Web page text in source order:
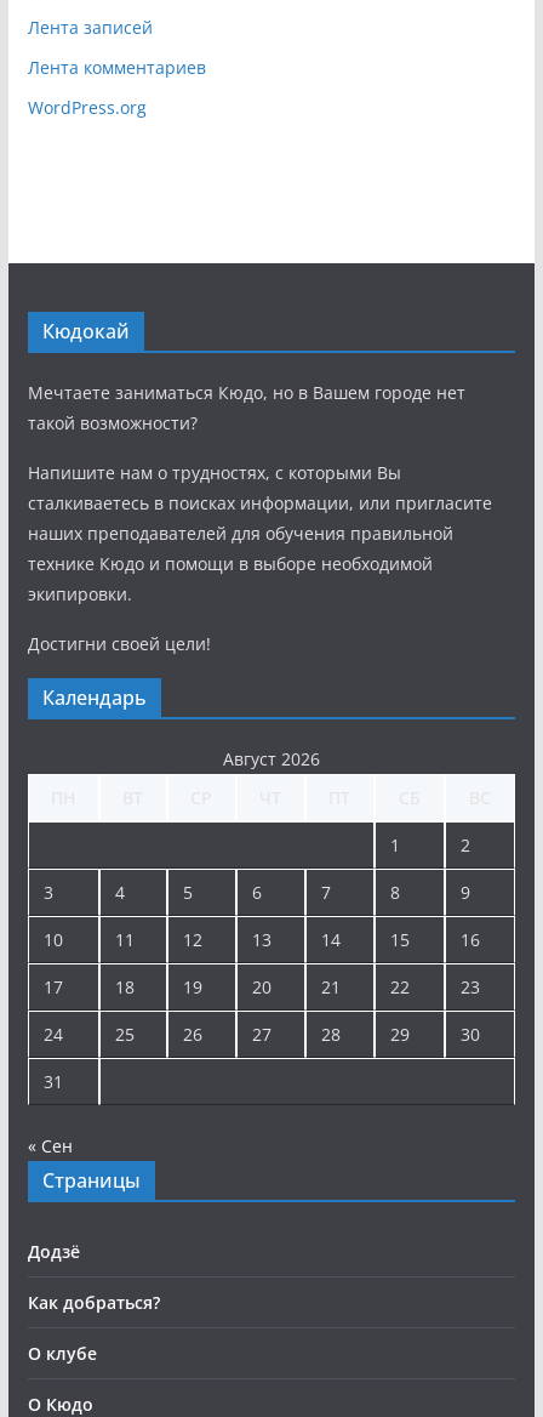
Лента записей
Лента комментариев
WordPress.org
Кюдокай
Мечтаете заниматься Кюдо, но в Вашем городе нет
такой возможности?
Напишите нам о трудностях, с которыми Вы
сталкиваетесь в поисках информации, или пригласите
наших преподавателей для обучения правильной
технике Кюдо и помощи в выборе необходимой
экипировки.
Достигни своей цели!
Календарь
Август 2026
1 2
3 4 5 6 7 8 9
10 11 12 13 14 15 16
17 18 19 20 21 22 23
24 25 26 27 28 29 30
31
« Сен
Страницы
Додзё
Как добраться?
О клубе
О Кюдо